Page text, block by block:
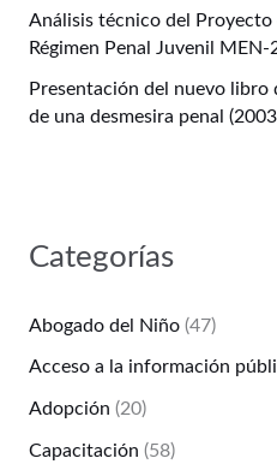
Análisis técnico del
Régimen Penal Juvenil
Presentación del nuevo
de una desmesira penal
Categorías
Abogado del Niño(47)
Acceso a la información
Adopción (20)
Capacitación (58)